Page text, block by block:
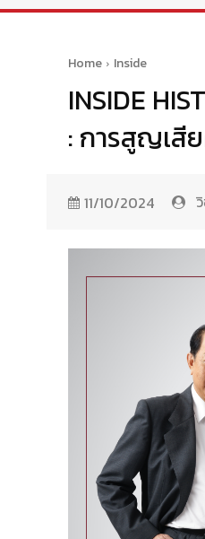
Home Inside
INSIDE
: การสูญเ
11/10/2024